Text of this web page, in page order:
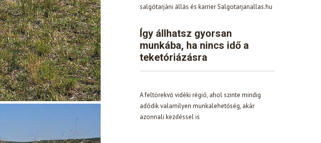
salgótarjáni állás és karrier Salgotarjanallas.hu
Így állhatsz gyorsan
munkába, ha nincs idő a
teketóriázásra
A feltörekvő vidéki régió, ahol szinte mindig
adódik valamilyen munkalehetőség, akár
azonnali kezdéssel is